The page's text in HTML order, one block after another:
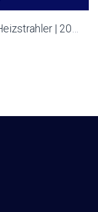
Ersatzröhre für den Car Wrapping Heizstrahler | 2000 Watt